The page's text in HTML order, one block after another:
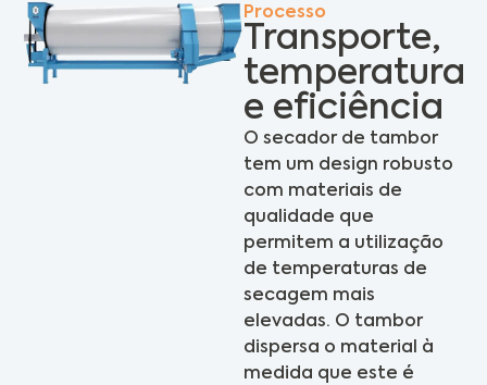
Processo
Transporte,
temperatura
e eficiência
O secador de tambor
tem um design robusto
com materiais de
qualidade que
permitem a utilização
de temperaturas de
secagem mais
elevadas. O tambor
dispersa o material à
medida que este é